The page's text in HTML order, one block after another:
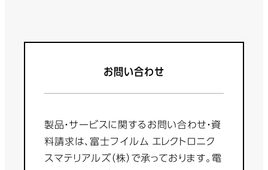
お問い合わせ
製品・サービスに関するお問い合わせ・資
料請求は、富士フイルム エレクトロニク
スマテリアルズ（株）で承っております。電